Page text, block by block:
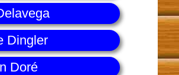
Dingler
Doré